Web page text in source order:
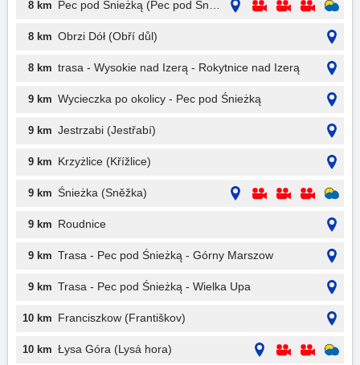
8 km Pec pod Śnieżką (Pec pod Sněžkou)
8 km Obrzi Dół (Obří důl)
8 km trasa - Wysokie nad Izerą - Rokytnice nad Izerą
9 km Wycieczka po okolicy - Pec pod Śnieżką
9 km Jestrzabi (Jestřabí)
9 km Krzyżlice (Křížlice)
9 km Śnieżka (Sněžka)
9 km Roudnice
9 km Trasa - Pec pod Śnieżką - Górny Marszow
9 km Trasa - Pec pod Śnieżką - Wielka Upa
10 km Franciszkow (Františkov)
10 km Łysa Góra (Lysá hora)